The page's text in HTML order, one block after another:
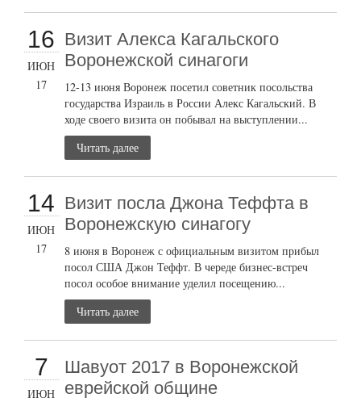
16
ИЮН
17
Визит Алекса Кагальского
Воронежской синагоги
12-13 июня Воронеж посетил советник посольства
государства Израиль в России Алекс Кагальский. В
ходе своего визита он побывал на выступлении...
Читать далее
14
ИЮН
17
Визит посла Джона Теффта в
Воронежскую синагогу
8 июня в Воронеж с официальным визитом прибыл
посол США Джон Теффт. В череде бизнес-встреч
посол особое внимание уделил посещению...
Читать далее
7
ИЮН
Шавуот 2017 в Воронежской
еврейской общине